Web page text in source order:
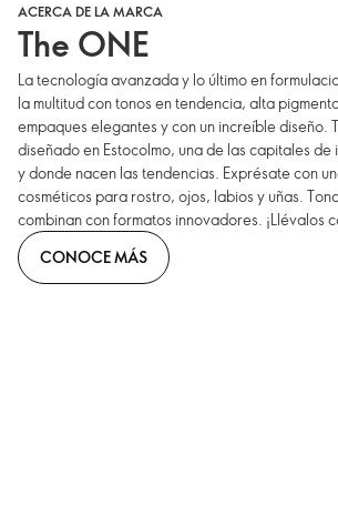
ACERCA DE LA MARCA
The ONE
La tecnología avanzada y lo último en
la multitud con tonos en tendencia, alta
empaques elegantes y con un increíble diseño.
diseñado en Estocolmo, una de las capitales de
y donde nacen las tendencias. Exprésate con
cosméticos para rostro, ojos, labios y uñas.
combinan con formatos innovadores. ¡Llévalos
CONOCE MÁS